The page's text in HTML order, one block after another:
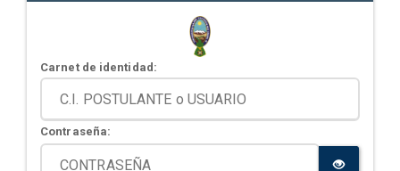
Carnet de identidad:
Contraseña: